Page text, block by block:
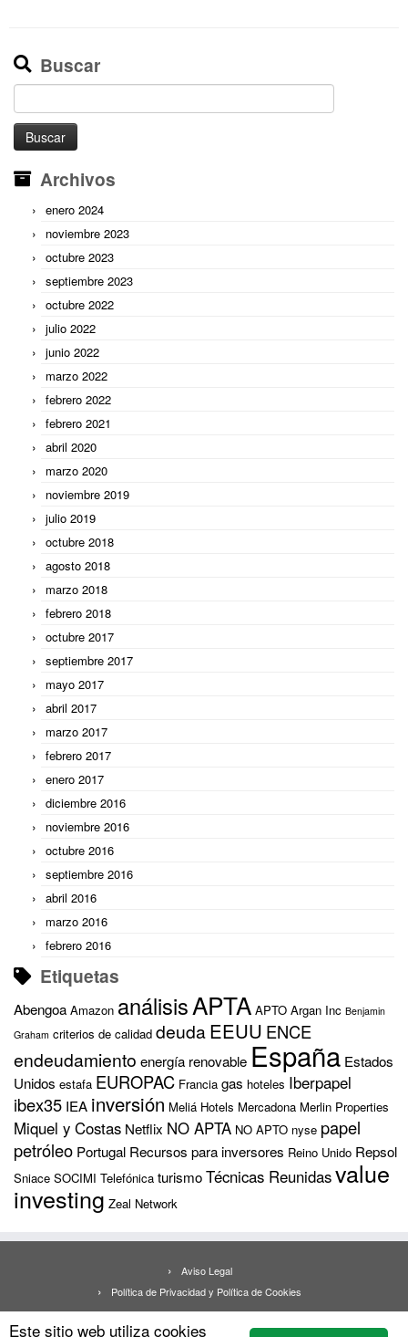
Buscar
Buscar:
Archivos
enero 2024
noviembre 2023
octubre 2023
septiembre 2023
octubre 2022
julio 2022
junio 2022
marzo 2022
febrero 2022
febrero 2021
abril 2020
marzo 2020
noviembre 2019
julio 2019
octubre 2018
agosto 2018
marzo 2018
febrero 2018
octubre 2017
septiembre 2017
mayo 2017
abril 2017
marzo 2017
febrero 2017
enero 2017
diciembre 2016
noviembre 2016
octubre 2016
septiembre 2016
abril 2016
marzo 2016
febrero 2016
Etiquetas
Abengoa Amazon análisisAPTA APTO Argan Inc Benjamin
Graham criterios de calidad deudaEEUU ENCE
endeudamiento energía renovable España Estados
Unidos estafa EUROPAC Francia gas hoteles Iberpapel
ibex35 IEA inversión Meliá Hotels Mercadona Merlin Properties
Miquel y Costas Netflix NO APTA NO APTO nyse papel
petróleo Portugal Recursos para inversores Reino Unido Repsol
Sniace SOCIMI Telefónica turismoTécnicas Reunidasvalue
investing Zeal Network
Aviso Legal
Política de Privacidad y Política de Cookies
Buscar:
Este sitio web utiliza cookies